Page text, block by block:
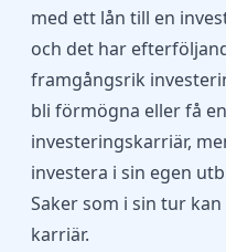
med ett lån till en
och det har
framgångsrik
bli förmögna eller få
investeringskarriär,
investera i sin egen
Saker som i sin tur
karriär.